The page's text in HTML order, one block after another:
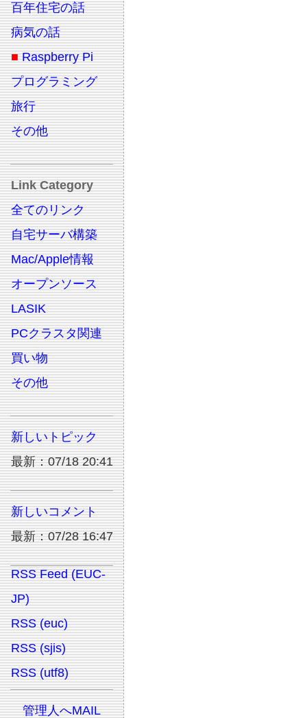
百年住宅の話
病気の話
■ Raspberry Pi
プログラミング
旅行
その他
Link Category
全てのリンク
自宅サーバ構築
Mac/Apple情報
オープンソース
LASIK
PCクラスタ関連
買い物
その他
新しいトピック
最新：07/18 20:41
新しいコメント
最新：07/28 16:47
RSS Feed (EUC-
JP)
RSS (euc)
RSS (sjis)
RSS (utf8)
管理人へMAIL